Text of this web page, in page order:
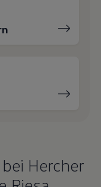
bei Hercher